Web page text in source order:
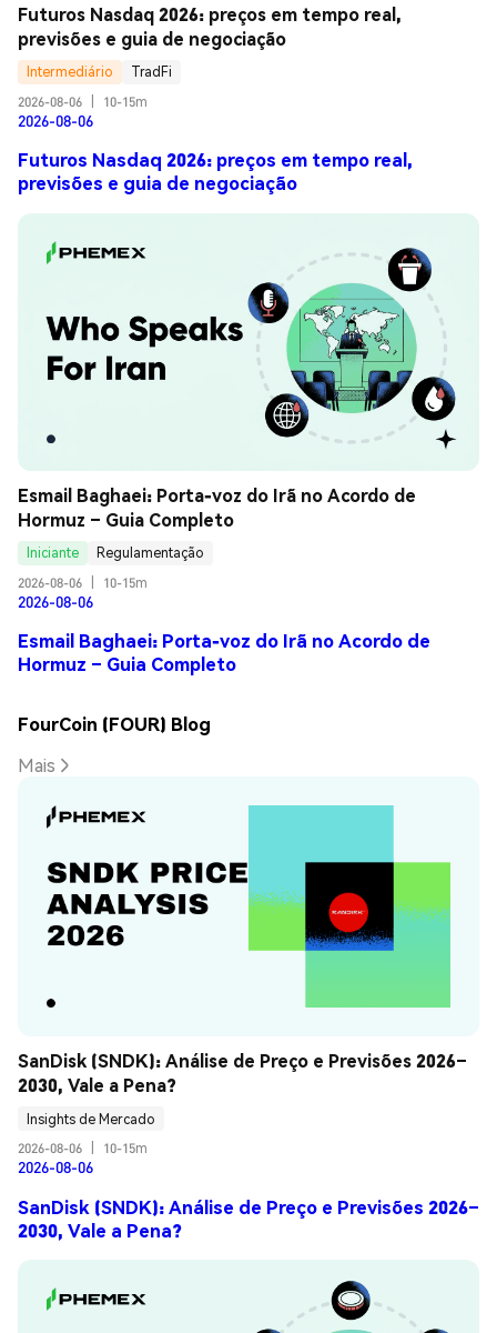
Futuros Nasdaq 2026: preços em tempo real,
previsões e guia de negociação
Intermediário
TradFi
2026-08-06
10-15m
2026-08-06
Futuros Nasdaq 2026: preços em tempo real,
previsões e guia de negociação
Esmail Baghaei: Porta-voz do Irã no Acordo de
Hormuz – Guia Completo
Iniciante
Regulamentação
2026-08-06
10-15m
2026-08-06
Esmail Baghaei: Porta-voz do Irã no Acordo de
Hormuz – Guia Completo
FourCoin (FOUR) Blog
Mais
SanDisk (SNDK): Análise de Preço e Previsões 2026–
2030, Vale a Pena?
Insights de Mercado
2026-08-06
10-15m
2026-08-06
SanDisk (SNDK): Análise de Preço e Previsões 2026–
2030, Vale a Pena?